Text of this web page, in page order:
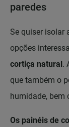
paredes
Se quiser isolar
opções
cortiça natural.
que também o
humidade, bem
Os painéis de